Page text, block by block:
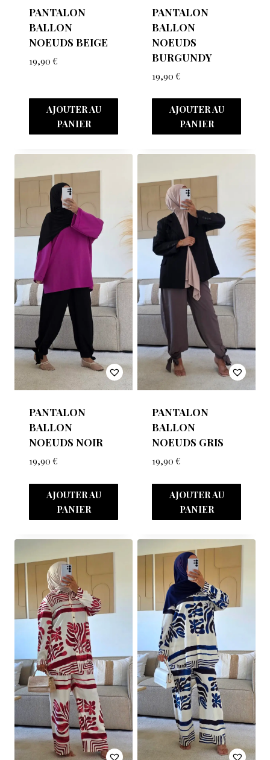
PANTALON
BALLON
NOEUDS BEIGE
19,90 €
AJOUTER AU
PANIER
PANTALON
BALLON
NOEUDS
BURGUNDY
19,90 €
AJOUTER AU
PANIER
PANTALON
BALLON
NOEUDS NOIR
19,90 €
AJOUTER AU
PANIER
PANTALON
BALLON
NOEUDS GRIS
19,90 €
AJOUTER AU
PANIER